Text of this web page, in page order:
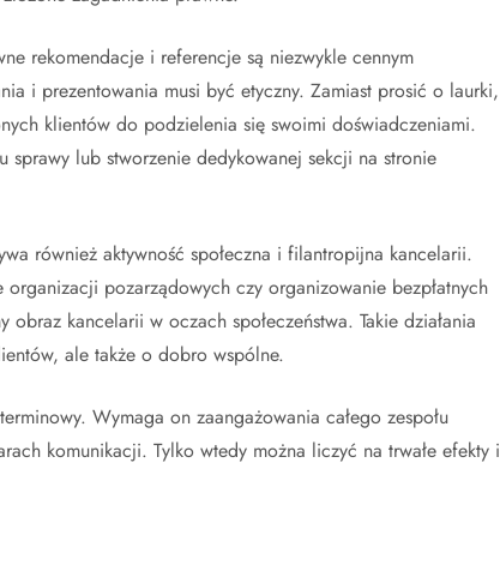
rekomendacje i referencje są niezwykle cennym
i prezentowania musi być etyczny. Zamiast prosić o laurki,
klientów do podzielenia się swoimi doświadczeniami.
lub stworzenie dedykowanej sekcji na stronie
również aktywność społeczna i filantropijna kancelarii.
pozarządowych czy organizowanie bezpłatnych
kancelarii w oczach społeczeństwa. Takie działania
ale także o dobro wspólne.
Wymaga on zaangażowania całego zespołu
komunikacji. Tylko wtedy można liczyć na trwałe efekty i